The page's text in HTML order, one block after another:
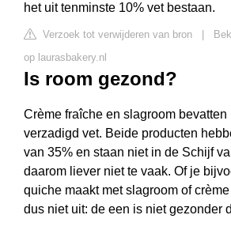
het uit tenminste 10% vet bestaan.
Verzoek tot verwijderen van bron
op laurasbakery.nl
Is room gezond?
Crème fraîche en slagroom bevatten
verzadigd vet. Beide producten
van 35% en staan niet in de Schijf
daarom liever niet te vaak. Of je
quiche maakt met slagroom of
dus niet uit: de een is niet gezonder